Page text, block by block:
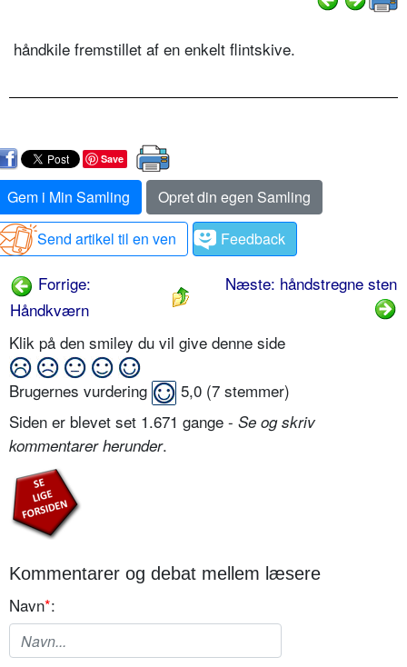
håndkile fremstillet af en enkelt flintskive.
Save
Gem i Min Samling
Opret din egen Samling
Send artikel til en ven
Feedback
Forrige:
Håndkværn
Næste: håndstregne sten
Klik på den smiley du vil give denne side
Brugernes vurdering 5,0 (7 stemmer)
Siden er blevet set 1.671 gange - Se og skriv
kommentarer herunder.
Kommentarer og debat mellem læsere
Navn*: